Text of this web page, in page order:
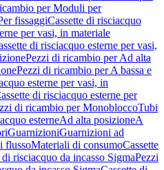
per Moduli per
fissaggiCassette di risciacquo
per vasi, in materiale
di risciacquo esterne per vasi,
Pezzi di ricambio per Ad alta
Pezzi di ricambio per A bassa e
esterne per vasi, in
di risciacquo esterne per
di ricambio per MonobloccoTubi
esterneAd alta posizioneA
GuarnizioniGuarnizioni ad
flussoMateriali di consumoCassette
di risciacquo da incasso SigmaPezzi